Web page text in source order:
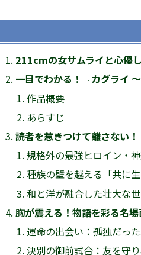
211cmの女サムライと心優
一目でわかる！『カグライ
作品概要
あらすじ
読者を惹きつけて離さない
規格外の最強ヒロイン・
種族の壁を越える「共に
和と洋が融合した壮大な
胸が震える！物語を彩る名
運命の出会い：孤独だっ
決別の御前試合：友を守